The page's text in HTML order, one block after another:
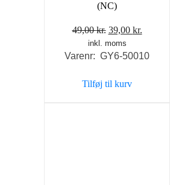
(NC)
49,00kr. Den
oprindelige
pris
49,00 kr..
39,00 kr.Den
pris
inkl. moms
Varenr: GY6-50010
Tilføj til kurv